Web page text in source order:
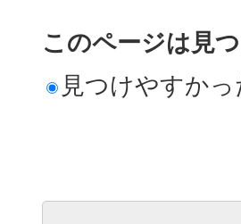
このページは見
見つけやすかっ